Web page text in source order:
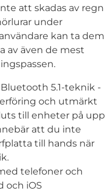
att skadas av regn
under
kan ta dem
av även de mest
5.1-teknik -
och utmärkt
till enheter på upp
att du inte
till hands när
telefoner och
och iOS